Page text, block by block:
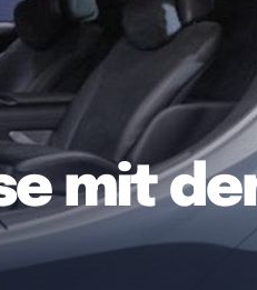
mit